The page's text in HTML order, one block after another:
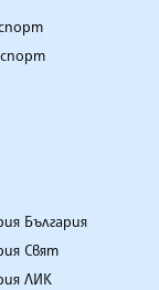
спорт
България
Свят
ЛИК